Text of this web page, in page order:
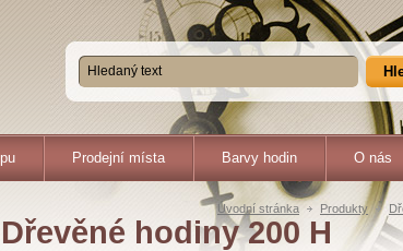
Prodejní místa Barvy hodin O nás
Úvodní stránka Produkty
Dřevěné hodiny 200 H